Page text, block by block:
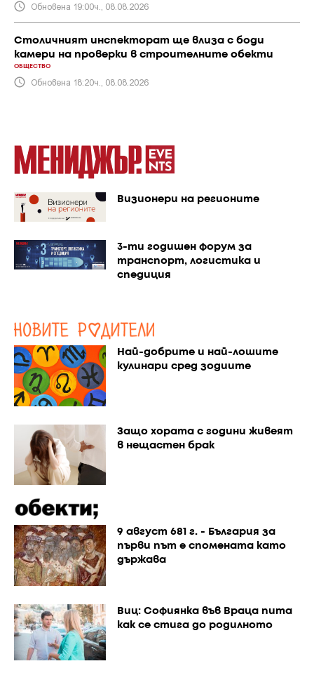
Обновена 19:00ч., 08.08.2026
Столичният инспекторат ще влиза с боди
камери на проверки в строителните обекти
ОБЩЕСТВО
Обновена 18:20ч., 08.08.2026
Визионери на регионите
3-ти годишен форум за
транспорт, логистика и
спедиция
Най-добрите и най-лошите
кулинари сред зодиите
Защо хората с години живеят
в нещастен брак
9 август 681 г. - България за
първи път е спомената като
държава
Виц: Софиянка във Враца пита
как се стига до родилното